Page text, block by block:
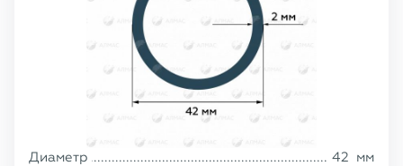
Диаметр 42 мм